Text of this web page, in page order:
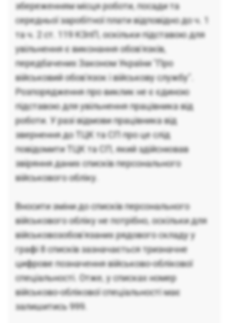
збереженням місця роботи, посади та
середньої заробітної плати відповідно до ч. 1
та ч. 2 ст. 119 КЗпП, оскільки підставою для
увільнення є виконання обов'язків,
передбачених Законом України "Про
військовий обов'язок і військову службу".
Розпорядження про виклик не є єдиною
підставою для увільнення працівника від
роботи. У разі відмови працівника від
звернення до ТЦК та СП про це слід
повідомити ТЦК та СП, який здійснював
звіряння даних списків персонального
військового обліку.
Вносити зміни до списків персонального
військового обліку не потрібно, оскільки для
військовозобов'язаних рядового складу у
графі 8 списків зазначається тризначне
цифрове позначення військово-облікової
спеціальності. Отже, у списках номер
військово-облікової спеціальності має
залишитись 999.